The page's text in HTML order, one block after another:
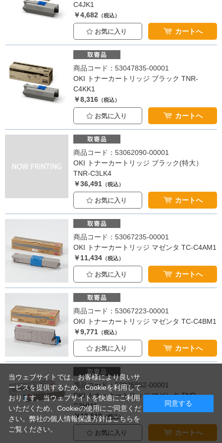
C4JK1
￥4,682 （税込）
お気に入り カートへ
商品コード：53047835-00001
OKI トナーカートリッジ ブラック TNR-
C4KK1
￥8,316 （税込）
お気に入り カートへ
商品コード：53062090-00001
OKI トナーカートリッジ ブラック(特大）
TNR-C3LK4
￥36,491 （税込）
お気に入り カートへ
商品コード：53067235-00001
OKI トナーカートリッジ マゼンタ TC-C4AM1
￥11,434 （税込）
お気に入り カートへ
商品コード：53067223-00001
OKI トナーカートリッジ マゼンタ TC-C4BM1
￥9,771 （税込）
お気に入り カートへ
商品コード：53025962-00001
OKI トナーカートリッジ マゼンタ TNR-
C3HM1
￥13,513（税込）
お気に入り カートへ
当ウェブサイトでは、お客様により良いサ
ービスを提供するため、Cookieを利用して
おります。当ウェブサイトを快適にご利用
いただくため、Cookieの使用にご同意くだ
さい。弊社の個人情報保護方針はこちらを
ご覧ください。
同意する